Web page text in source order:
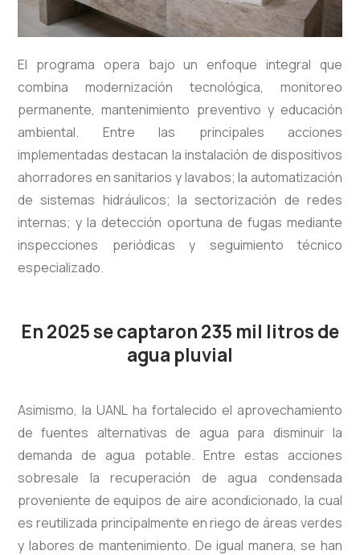
El programa opera bajo un enfoque integral que
combina modernización tecnológica, monitoreo
permanente, mantenimiento preventivo y educación
ambiental. Entre las principales acciones
implementadas destacan la instalación de dispositivos
ahorradores en sanitarios y lavabos; la automatización
de sistemas hidráulicos; la sectorización de redes
internas; y la detección oportuna de fugas mediante
inspecciones periódicas y seguimiento técnico
especializado.
En 2025 se captaron235 mil litrosde
agua pluvial
Asimismo, la UANL ha fortalecido el aprovechamiento
de fuentes alternativas de agua para disminuir la
demanda de agua potable. Entre estas acciones
sobresale la recuperación de agua condensada
proveniente de equipos de aire acondicionado, la cual
es reutilizada principalmente en riego de áreas verdes
y labores de mantenimiento. De igual manera, se han